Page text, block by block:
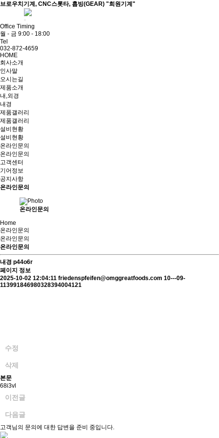
브로우치기계, CNC스롯타, 홉빙(GEAR) "희원기계"
Office Timing
월 - 금 9:00 - 18:00
Tel
032-872-4659
HOME
회사소개
인사말
오시는길
제품소개
내,외경
내경
제품갤러리
제품갤러리
설비현황
설비현황
온라인문의
온라인문의
고객센터
기어정보
공지사항
온라인문의
온라인문의
Home
온라인문의
온라인문의
온라인문의
내경 p44o6r
페이지 정보
2025-10-02 12:04:11 friedenspfeifen@omggreatfoods.com 10---09-
113991846980328394004121
수정
삭제
본문
68i3vl
이전글
다음글
고객님의 문의에 대한 답변을 준비 중입니다.